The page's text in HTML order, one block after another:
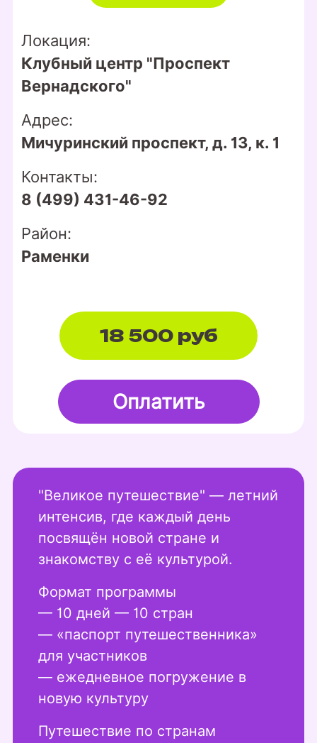
Локация:
Клубный центр "Проспект
Вернадского"
Адрес:
Мичуринский проспект, д. 13, к. 1
Контакты:
8 (499) 431-46-92
Район:
Раменки
18 500 руб
Оплатить
"Великое путешествие" — летний
интенсив, где каждый день
посвящён новой стране и
знакомству с её культурой.
Формат программы
— 10 дней — 10 стран
— «паспорт путешественника»
для участников
— ежедневное погружение в
новую культуру
Путешествие по странам